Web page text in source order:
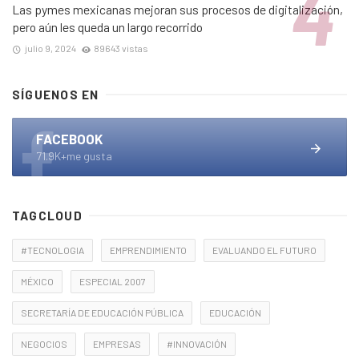
Las pymes mexicanas mejoran sus procesos de digitalización,
pero aún les queda un largo recorrido
julio 9, 2024 89643 vistas
SÍGUENOS EN
FACEBOOK
71.9K+me gusta
TAGCLOUD
#TECNOLOGIA EMPRENDIMIENTO EVALUANDO EL FUTURO
MÉXICO ESPECIAL 2007
SECRETARÍA DE EDUCACIÓN PÚBLICA EDUCACIÓN
NEGOCIOS EMPRESAS #INNOVACIÓN